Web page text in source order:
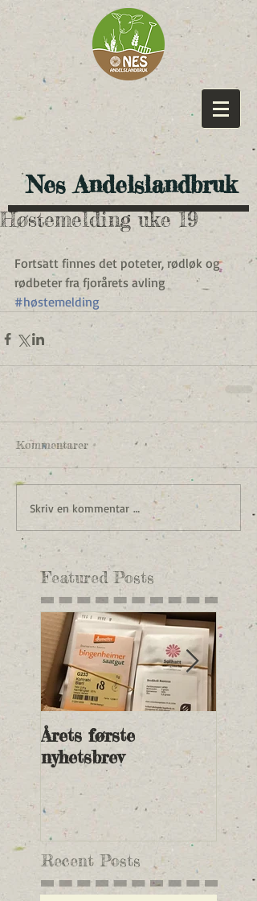
Andelslandbruk
Høstemelding uke 19
Fortsatt finnes det poteter, rødløk og
rødbeter fra fjorårets avling
#høstemelding
Kommentarer
Skriv en kommentar …
Featured Posts
Årets første
nyhetsbrev
Nye
Recent Posts